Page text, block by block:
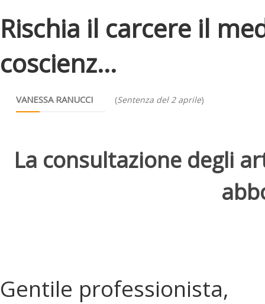
Rischia il carcere il
coscienz...
VANESSA RANUCCI (Sentenza del 2 aprile)
La consultazione degli
Gentile professionista,